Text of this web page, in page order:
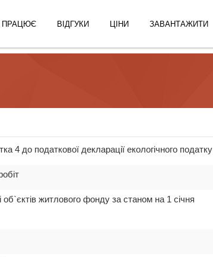
ПРАЦЮЄ ВІДГУКИ ЦІНИ ЗАВАНТАЖИТИ
до податкової декларації екологічного податку
житлового фонду за станом на 1 січня